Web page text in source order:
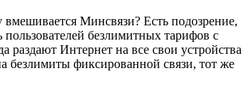
Минсвязи? Есть подозрение,
пользователей безлимитных тарифов с
раздают Интернет на все свои устройства
безлимиты фиксированной связи, тот же